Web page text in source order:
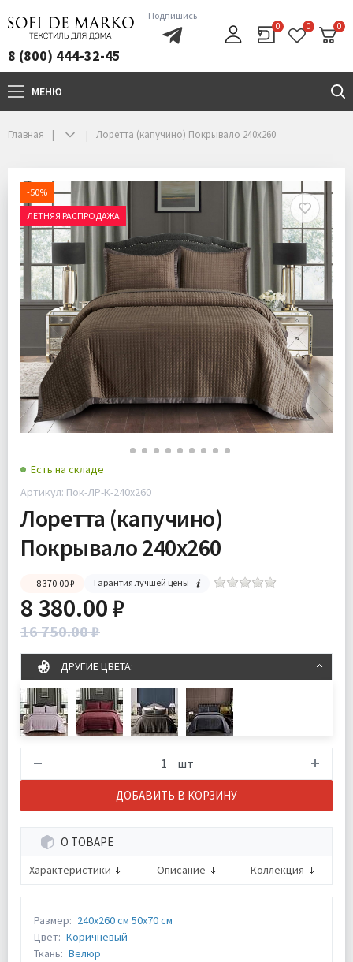
8 (800) 444-32-45
Подпишись
0 0 0
МЕНЮ
Главная Лоретта (капучино) Покрывало 240х260
-50%
ЛЕТНЯЯ РАСПРОДАЖА
Есть на складе
Артикул: Пок-ЛР-К-240х260
Лоретта (капучино)
Покрывало 240х260
– 8 370.00 ₽ Гарантия лучшей цены
8 380.00 ₽
16 750.00 ₽
ДРУГИЕ ЦВЕТА:
шт
ДОБАВИТЬ В КОРЗИНУ
О ТОВАРЕ
Характеристики Описание Коллекция
Размер: 240х260 см 50х70 см
Цвет: Коричневый
Ткань: Велюр